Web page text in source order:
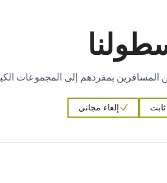
بمفردهم إلى المجموعات
إلغاء مجاني